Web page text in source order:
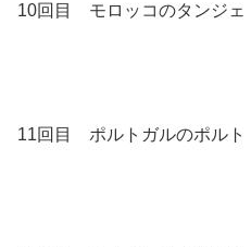
10回目 モロッコのタンジ
11回目 ポルトガルのポル